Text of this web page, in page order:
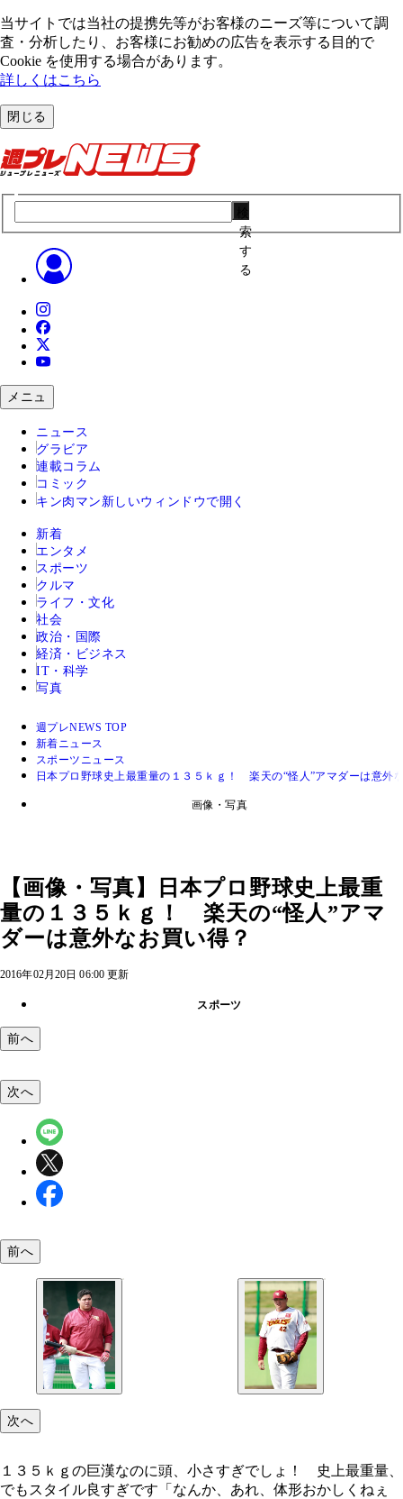
当サイトでは当社の提携先等がお客様のニーズ等について調
査・分析したり、お客様にお勧めの広告を表⽰する⽬的で
Cookie を使⽤する場合があります。
詳しくはこちら
閉じる
索
す
る
メニュ
ニュース
グラビア
連載コラム
コミック
キン肉マン 新しいウィンドウで開く
新着
エンタメ
スポーツ
クルマ
ライフ・文化
社会
政治・国際
経済・ビジネス
IT・科学
写真
週プレNEWS TOP
新着ニュース
スポーツニュース
日本プロ野球史上最重量の１３５ｋｇ！ 楽天の“怪人”アマダーは意外
画像・写真
【画像・写真】日本プロ野球史上最重
量の１３５ｋｇ！ 楽天の“怪人”アマ
ダーは意外なお買い得？
2016年02月20日 06:00 更新
スポーツ
前へ
次へ
前へ
次へ
１３５ｋｇの巨漢なのに頭、小さすぎでしょ！ 史上最重量、
でもスタイル良すぎです「なんか、あれ、体形おかしくねぇ